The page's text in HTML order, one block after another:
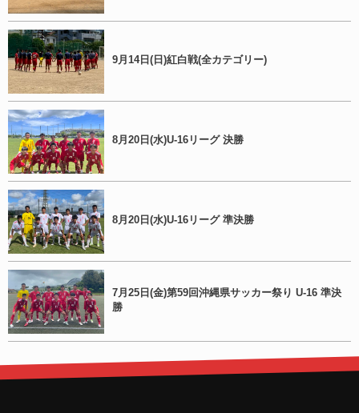
9月14日(日)紅白戦(全カテゴリー)
8月20日(水)U-16リーグ 決勝
8月20日(水)U-16リーグ 準決勝
7月25日(金)第59回沖縄県サッカー祭り U-16 準決
勝